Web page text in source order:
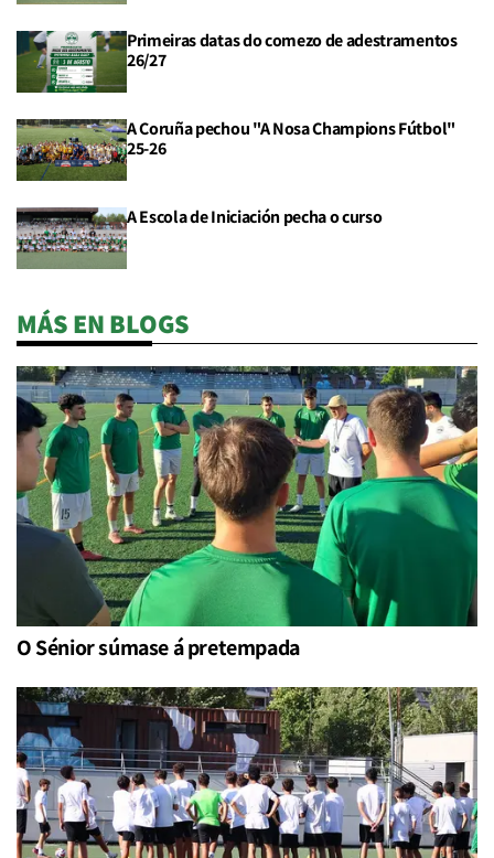
Primeiras datas do comezo de adestramentos
26/27
A Coruña pechou "A Nosa Champions Fútbol"
25-26
A Escola de Iniciación pecha o curso
MÁS EN BLOGS
O Sénior súmase á pretempada